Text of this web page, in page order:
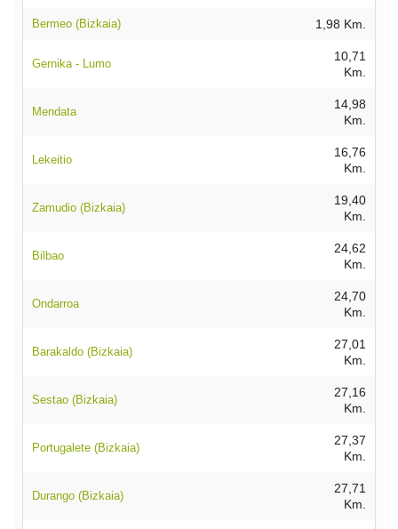
Bermeo (Bizkaia) 1,98 Km.
Gernika - Lumo
10,71
Km.
Mendata
14,98
Km.
Lekeitio
16,76
Km.
Zamudio (Bizkaia)
19,40
Km.
Bilbao
24,62
Km.
Ondarroa
24,70
Km.
Barakaldo (Bizkaia)
27,01
Km.
Sestao (Bizkaia)
27,16
Km.
Portugalete (Bizkaia)
27,37
Km.
Durango (Bizkaia)
27,71
Km.